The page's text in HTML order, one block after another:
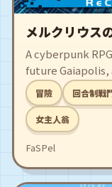
メルクリウス
A cyberpunk
future Gaiapolis,
“call” from the
story of
and choosing
smooth, battle-
冒險 回合制戰
女主人翁
FaSPel